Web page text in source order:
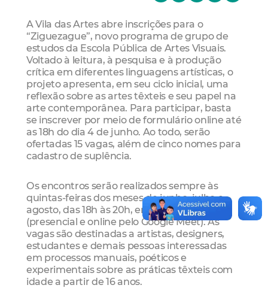
A Vila das Artes abre inscrições para o
“Ziguezague”, novo programa de grupo de
estudos da Escola Pública de Artes Visuais.
Voltado à leitura, à pesquisa e à produção
crítica em diferentes linguagens artísticas, o
projeto apresenta, em seu ciclo inicial, uma
reflexão sobre as artes têxteis e seu papel na
arte contemporânea. Para participar, basta
se inscrever por meio de formulário online até
as 18h do dia 4 de junho. Ao todo, serão
ofertadas 15 vagas, além de cinco nomes para
cadastro de suplência.
Os encontros serão realizados sempre às
quintas-feiras dos meses de junho, julho e
agosto, das 18h às 20h, em formato híbrido
(presencial e online pelo Google Meet). As
vagas são destinadas a artistas, designers,
estudantes e demais pessoas interessadas
em processos manuais, poéticos e
experimentais sobre as práticas têxteis com
idade a partir de 16 anos.